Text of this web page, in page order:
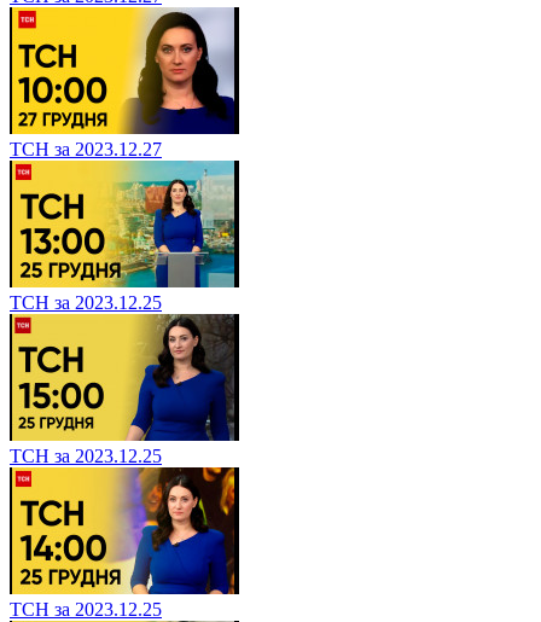
ТСН за 2023.12.27
ТСН за 2023.12.25
ТСН за 2023.12.25
ТСН за 2023.12.25